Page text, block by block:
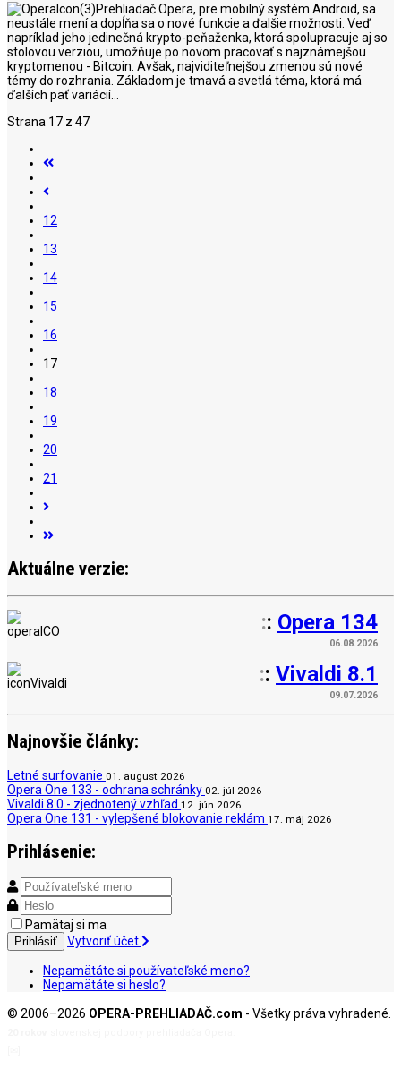
Prehliadač Opera, pre mobilný systém Android, sa
neustále mení a dopĺňa sa o nové funkcie a ďalšie možnosti. Veď
napríklad jeho jedinečná krypto-peňaženka, ktorá spolupracuje aj so
stolovou verziou, umožňuje po novom pracovať s najznámejšou
kryptomenou - Bitcoin. Avšak, najviditeľnejšou zmenou sú nové
témy do rozhrania. Základom je tmavá a svetlá téma, ktorá má
ďalších päť variácií...
Strana 17 z 47
12
13
14
15
16
17
18
19
20
21
Aktuálne verzie:
:: Opera 134
06.08.2026
:: Vivaldi 8.1
09.07.2026
Najnovšie články:
Letné surfovanie 01. august 2026
Opera One 133 - ochrana schránky 02. júl 2026
Vivaldi 8.0 - zjednotený vzhľad 12. jún 2026
Opera One 131 - vylepšené blokovanie reklám 17. máj 2026
Prihlásenie:
Pamätaj si ma
Prihlásiť Vytvoriť účet
Nepamätáte si používateľské meno?
Nepamätáte si heslo?
© 2006–2026 OPERA-PREHLIADAČ.com - Všetky práva vyhradené.